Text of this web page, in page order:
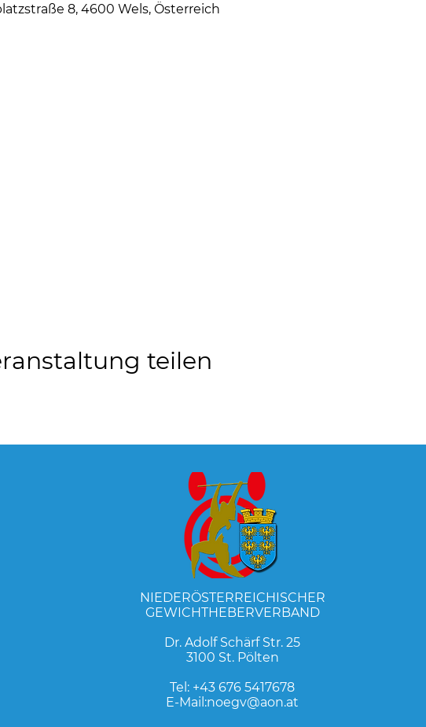
8, 4600 Wels, Österreich
teilen
NIEDERÖSTERREICHISCHER
GEWICHTHEBERVERBAND
Dr. Adolf Schärf Str. 25
3100 St. Pölten
Tel: +43 676 5417678
E-Mail:noegv@aon.at